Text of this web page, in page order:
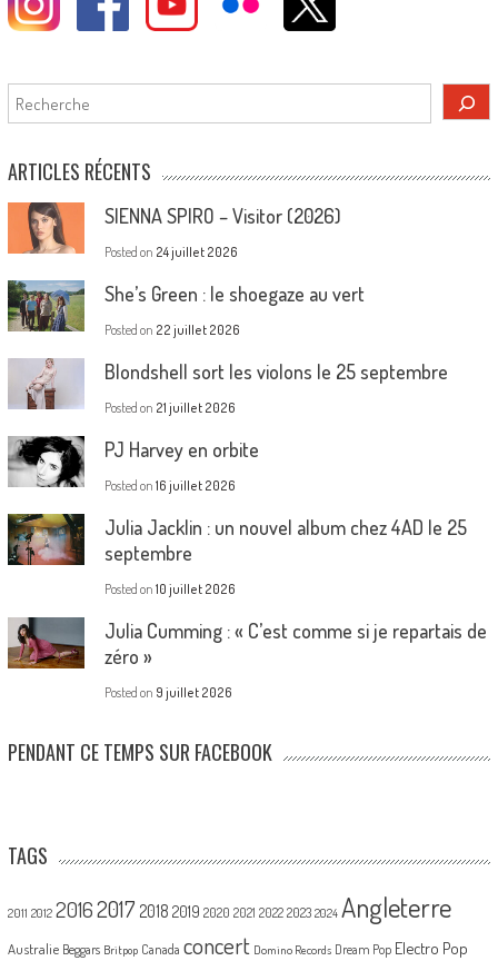
Rechercher
ARTICLES RÉCENTS
SIENNA SPIRO – Visitor (2026)
Posted on 24 juillet 2026
She’s Green : le shoegaze au vert
Posted on 22 juillet 2026
Blondshell sort les violons le 25 septembre
Posted on 21 juillet 2026
PJ Harvey en orbite
Posted on 16 juillet 2026
Julia Jacklin : un nouvel album chez 4AD le 25
septembre
Posted on 10 juillet 2026
Julia Cumming : « C’est comme si je repartais de
zéro »
Posted on 9 juillet 2026
PENDANT CE TEMPS SUR FACEBOOK
TAGS
2011 2012 20162017 2018 2019 2020 2021 2022 2023 2024 Angleterre
Australie Beggars Britpop Canada concert Domino Records Dream Pop Electro Pop